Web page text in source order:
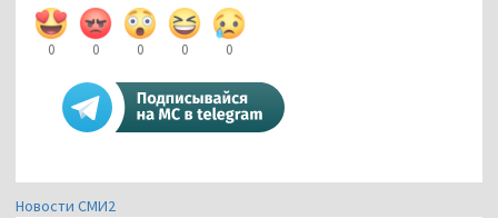
0 0 0 0 0
Новости СМИ2